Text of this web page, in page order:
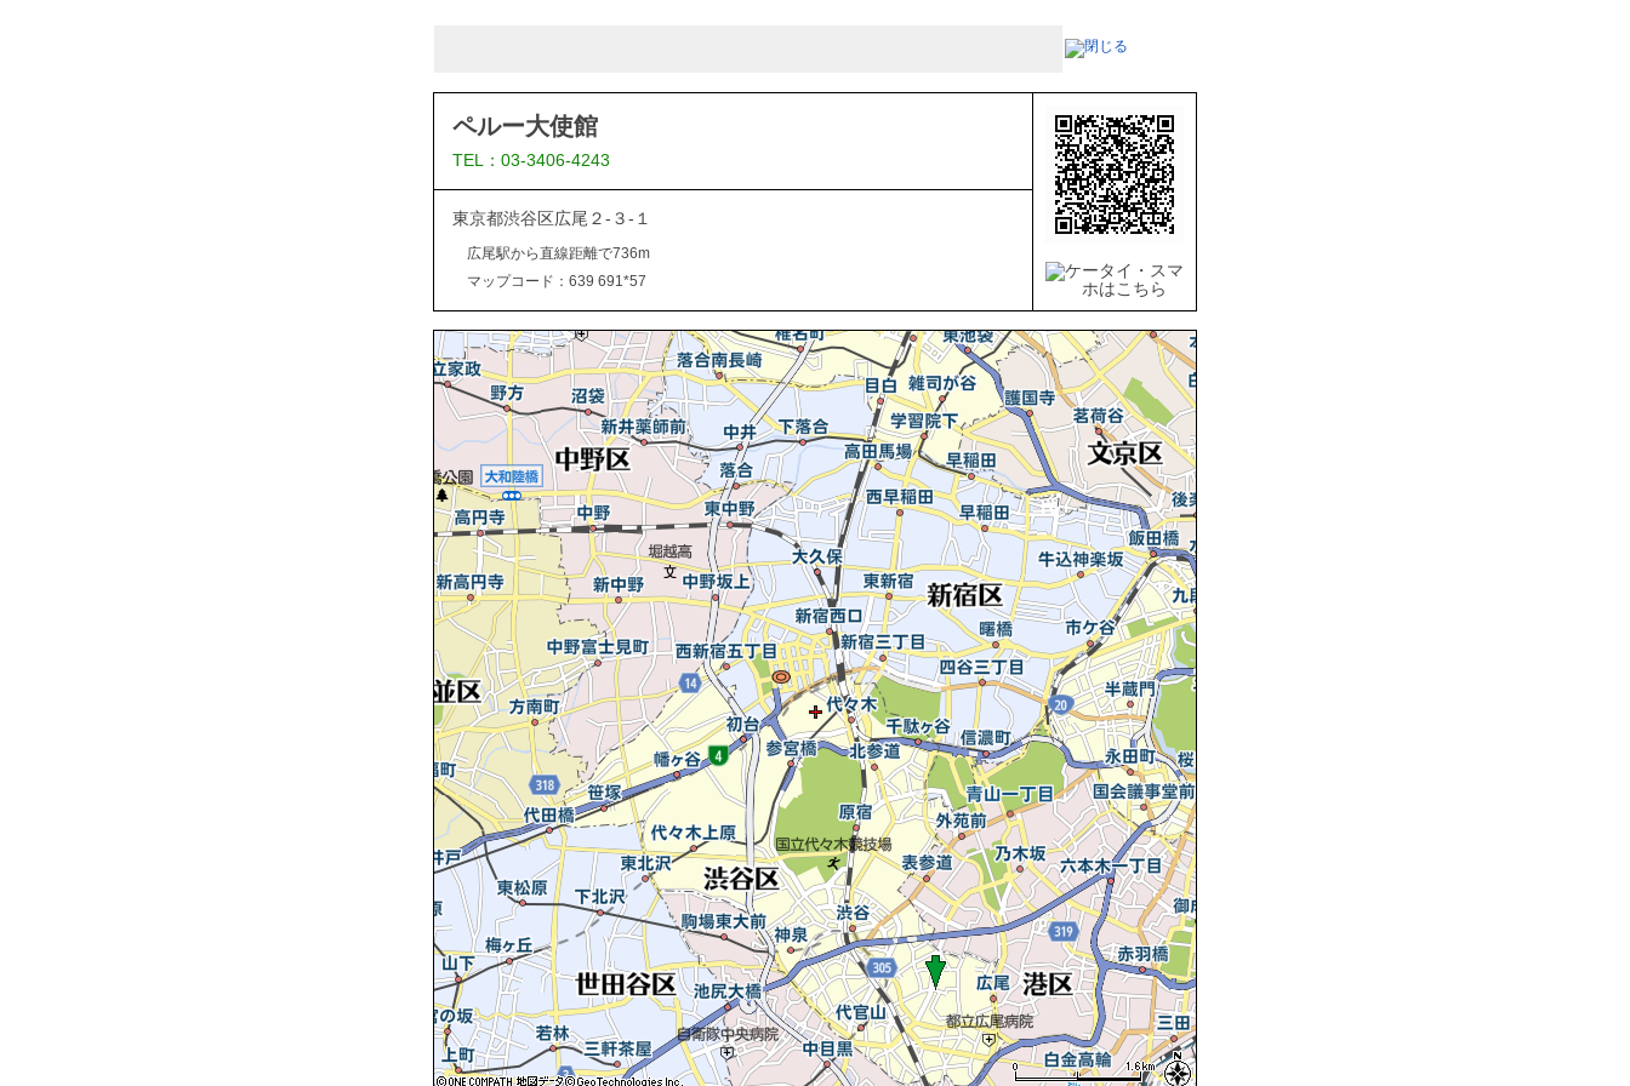
ペルー大使館
TEL：03-3406-4243
東京都渋谷区広尾２-３-１
広尾駅から直線距離で736m
マップコード：639 691*57